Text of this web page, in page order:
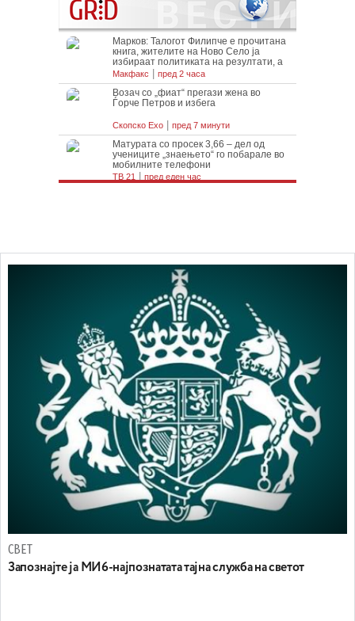
СВЕТ
Запознајте ја МИ6-најпознатата тајна служба на светот